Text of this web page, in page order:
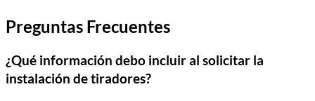
Preguntas Frecuentes
¿Qué información debo incluir al solicitar la
instalación de tiradores?